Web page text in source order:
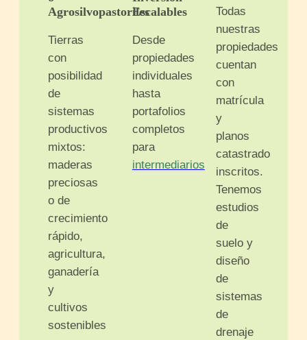
Agrosilvopastoriles
Tierras
con
posibilidad
de
sistemas
productivos
mixtos:
maderas
preciosas
o de
crecimiento
rápido,
agricultura,
ganadería
y
cultivos
sostenibles
Escalables
Desde
propiedades
individuales
hasta
portafolios
completos
para
intermediarios
Todas
nuestras
propiedades
cuentan
con
matrícula
y
planos
catastrado
inscritos.
Tenemos
estudios
de
suelo y
diseño
de
sistemas
de
drenaje